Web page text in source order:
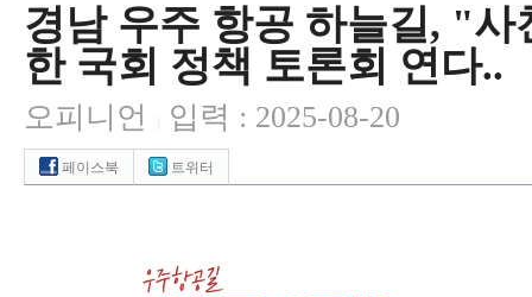
경남 우주 항공 하늘길, "
한 국회 정책 토론회 연다..
오피니언 입력 : 2025-08-20
페이스북 트위터